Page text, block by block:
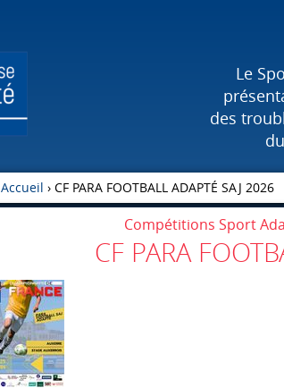
Le
des
Accueil ›CF PARA FOOTBALL ADAPTÉ SAJ 2026
Compétitions Sport
CF PARA